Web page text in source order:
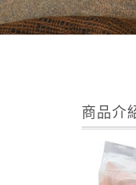
商品介